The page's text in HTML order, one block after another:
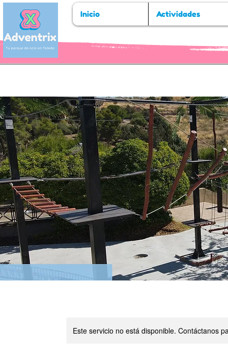
Inicio Actividades
Este servicio no está disponible. Contáctanos